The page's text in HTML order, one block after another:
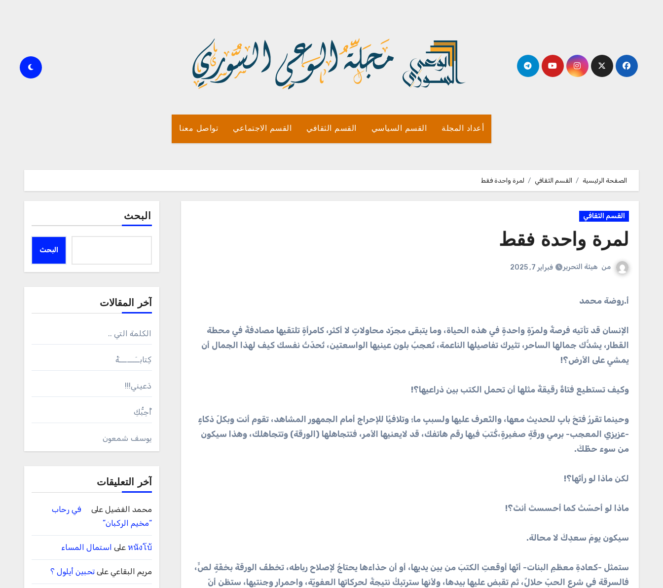
أعداد المجلة القسم السياسي القسم الثقافي القسم الاجتماعي تواصل معنا
الصفحة الرئيسية القسم الثقافي لمرة واحدة فقط
القسم الثقافي
لمرة واحدة فقط
من هيئة التحرير فبراير 7, 2025
أ.روضة محمد
الإنسان قد تأتيه فرصةٌ ولمرّةٍ واحدةٍ في هذه الحياة، وما يتبقى مجرّد محاولاتٍ لا أكثر، كامرأةٍ تلتقيها مصادفةً في محطة
القطار، يشدُّك جمالها الساحر، تثيرك تفاصيلها الناعمة، تُعجبُ بلون عينيها الواسعتين، تُحدّثُ نفسك كيف لهذا الجمال أن
يمشي على الأرض؟!
وكيف تستطيع فتاةٌ رقيقةٌ مثلها أن تحمل الكتب بين ذراعيها؟!
وحينما تقررُ فتحَ بابٍ للحديث معها، والتّعرف عليها ولسببٍ ما؛ وتلافيًا للإحراج أمام الجمهور المشاهد، تقوم أنت وبكلّ ذكاءٍ
-عزيزي المعجب- برمي ورقةٍ صغيرةٍ،كُتبَ فيها رقم هاتفك، قد لايعنيها الأمر، فتتجاهلها (الورقة) وتتجاهلك، وهذا سيكون
من سوء حظّكَ.
لكن ماذا لو رأتْها؟!
ماذا لو أحسّتْ كما أحسستَ أنتَ؟!
سيكون يومَ سعدِكَ لا محالة.
ستمثل -كعادةِ معظمِ البنات- أنّها أوقعتِ الكتبَ من بين يديها، أو أن حذاءها يحتاجُ لإصلاح رباطه، تخطفُ الورقةَ بخفّةٍ لصٍّ،
فالسرقة في شرع الحبّ حلالٌ، ثم تقبض عليها بيدها، ولأنها سترتبِكُ نتيجةً لحركاتها العفويّة، واحمرار وجنتيها، ستظن أنّ
البحث
البحث
آخر المقالات
الكلمة التي ..
كِتابــَــــــةْ
دَعيني!!!
أُحِبُّكِ
يوسف شمعون
آخر التعليقات
محمد الفضيل على
في رحاب
“مخيم الركبان”
หนังโบ้ على استمال المساء
مريم البقاعي علىتحبين أيلول ؟